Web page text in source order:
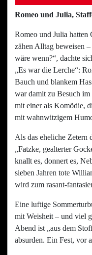
Romeo und Julia,
Romeo und Julia hatten
zähen Alltag beweisen
wäre wenn?“, dachte
„Es war die Lerche“:
Bauch und blankem
war damit zu Besuch im
mit einer als Komödie,
mit wahnwitzigem
Als das eheliche Zetern
„Fatzke, gealterter
knallt es, donnert es,
sieben Jahren tote
wird zum rasant-
Eine luftige
mit Weisheit – und viel
Abend ist „aus dem
absurden. Ein Fest, vor